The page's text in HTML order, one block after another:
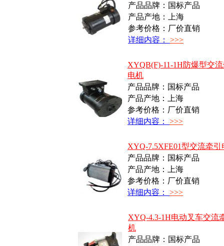
产品品牌：国标产品
产品产地：上海
参考价格：厂价直销
详细内容： >>>
XYQB(F)-11-1H防爆型交
电机
产品品牌：国标产品
产品产地：上海
参考价格：厂价直销
详细内容： >>>
XYQ-7.5XFE01型交流牵引
产品品牌：国标产品
产品产地：上海
参考价格：厂价直销
详细内容： >>>
XYQ-4.3-1H电动叉车交流
机
产品品牌：国标产品